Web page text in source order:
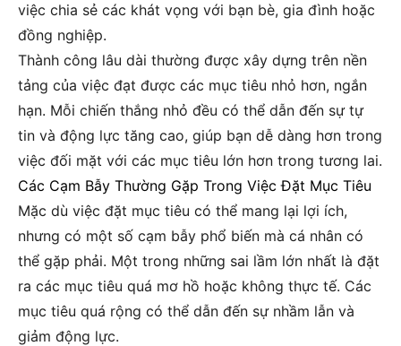
việc chia sẻ các khát vọng với bạn bè, gia đình hoặc
đồng nghiệp.
Thành công lâu dài thường được xây dựng trên nền
tảng của việc đạt được các mục tiêu nhỏ hơn, ngắn
hạn. Mỗi chiến thắng nhỏ đều có thể dẫn đến sự tự
tin và động lực tăng cao, giúp bạn dễ dàng hơn trong
việc đối mặt với các mục tiêu lớn hơn trong tương lai.
Các Cạm Bẫy Thường Gặp Trong Việc Đặt Mục Tiêu
Mặc dù việc đặt mục tiêu có thể mang lại lợi ích,
nhưng có một số cạm bẫy phổ biến mà cá nhân có
thể gặp phải. Một trong những sai lầm lớn nhất là đặt
ra các mục tiêu quá mơ hồ hoặc không thực tế. Các
mục tiêu quá rộng có thể dẫn đến sự nhầm lẫn và
giảm động lực.